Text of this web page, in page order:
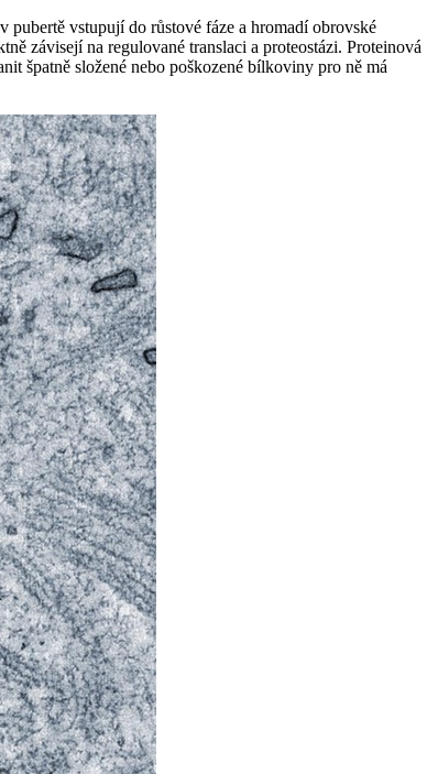
vstupují do růstové fáze a hromadí obrovské
závisejí na regulované translaci a proteostázi. Proteinová
špatně složené nebo poškozené bílkoviny pro ně má